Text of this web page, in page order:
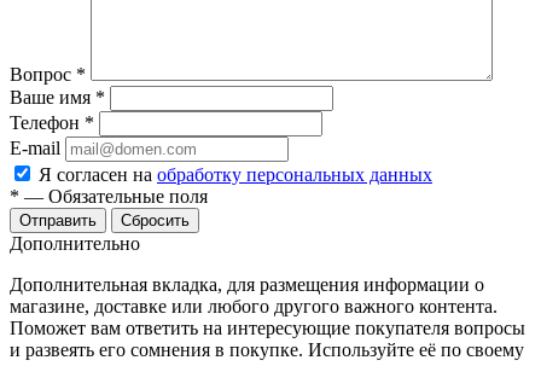
Вопрос *
Ваше имя *
Телефон *
E-mail
Я согласен на обработку персональных данных
* — Обязательные поля
Сбросить
Дополнительно
Дополнительная вкладка, для размещения информации о
магазине, доставке или любого другого важного контента.
Поможет вам ответить на интересующие покупателя вопросы
и развеять его сомнения в покупке. Используйте её по своему